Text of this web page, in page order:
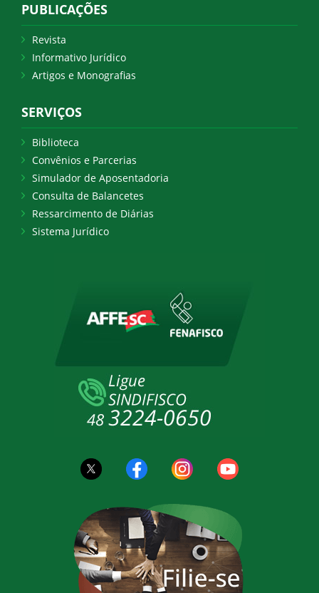
PUBLICAÇÕES
Revista
Informativo Jurídico
Artigos e Monografias
SERVIÇOS
Biblioteca
Convênios e Parcerias
Simulador de Aposentadoria
Consulta de Balancetes
Ressarcimento de Diárias
Sistema Jurídico